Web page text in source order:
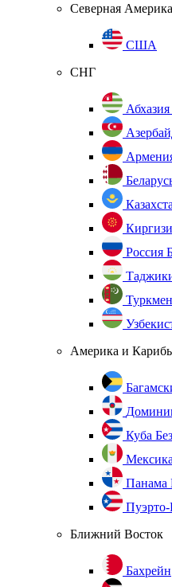
Северная Америка
США
СНГ
Абхазия
Россия
Америка и
Куба
Мексика
Панама
Ближний Восток
Бахрейн